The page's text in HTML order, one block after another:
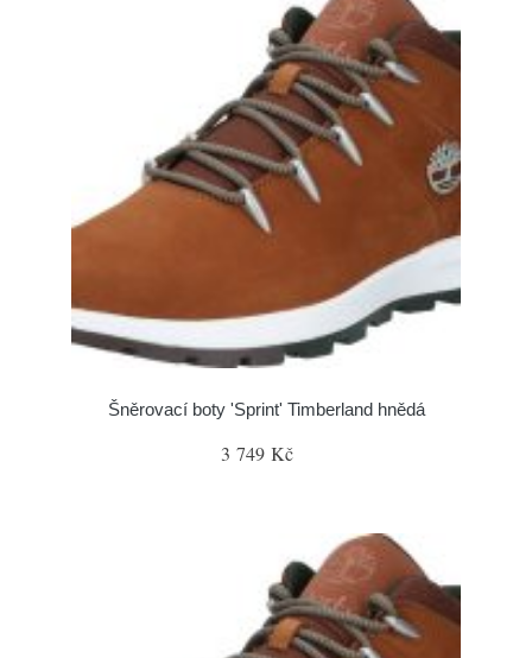
Šněrovací boty 'Sprint' Timberland hnědá
3 749 Kč